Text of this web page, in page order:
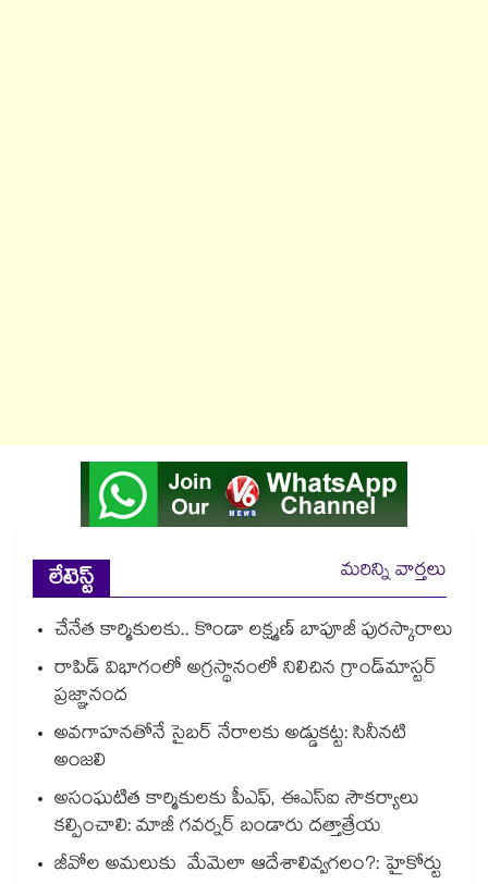
లేటెస్ట్
మరిన్ని వార్తలు
చేనేత కార్మికులకు.. కొండా లక్ష్మణ్ బాపూజీ పురస్కారాలు
రాపిడ్ విభాగంలో అగ్రస్థానంలో నిలిచిన గ్రాండ్‌మాస్టర్
ప్రజ్ఞానంద
అవగాహనతోనే సైబర్ నేరాలకు అడ్డుకట్ట: సినీనటి
అంజలి
అసంఘటిత కార్మికులకు పీఎఫ్, ఈఎస్ఐ సౌకర్యాలు
కల్పించాలి: మాజీ గవర్నర్ బండారు దత్తాత్రేయ
జీవోల అమలుకు మేమెలా ఆదేశాలివ్వగలం?: హైకోర్టు